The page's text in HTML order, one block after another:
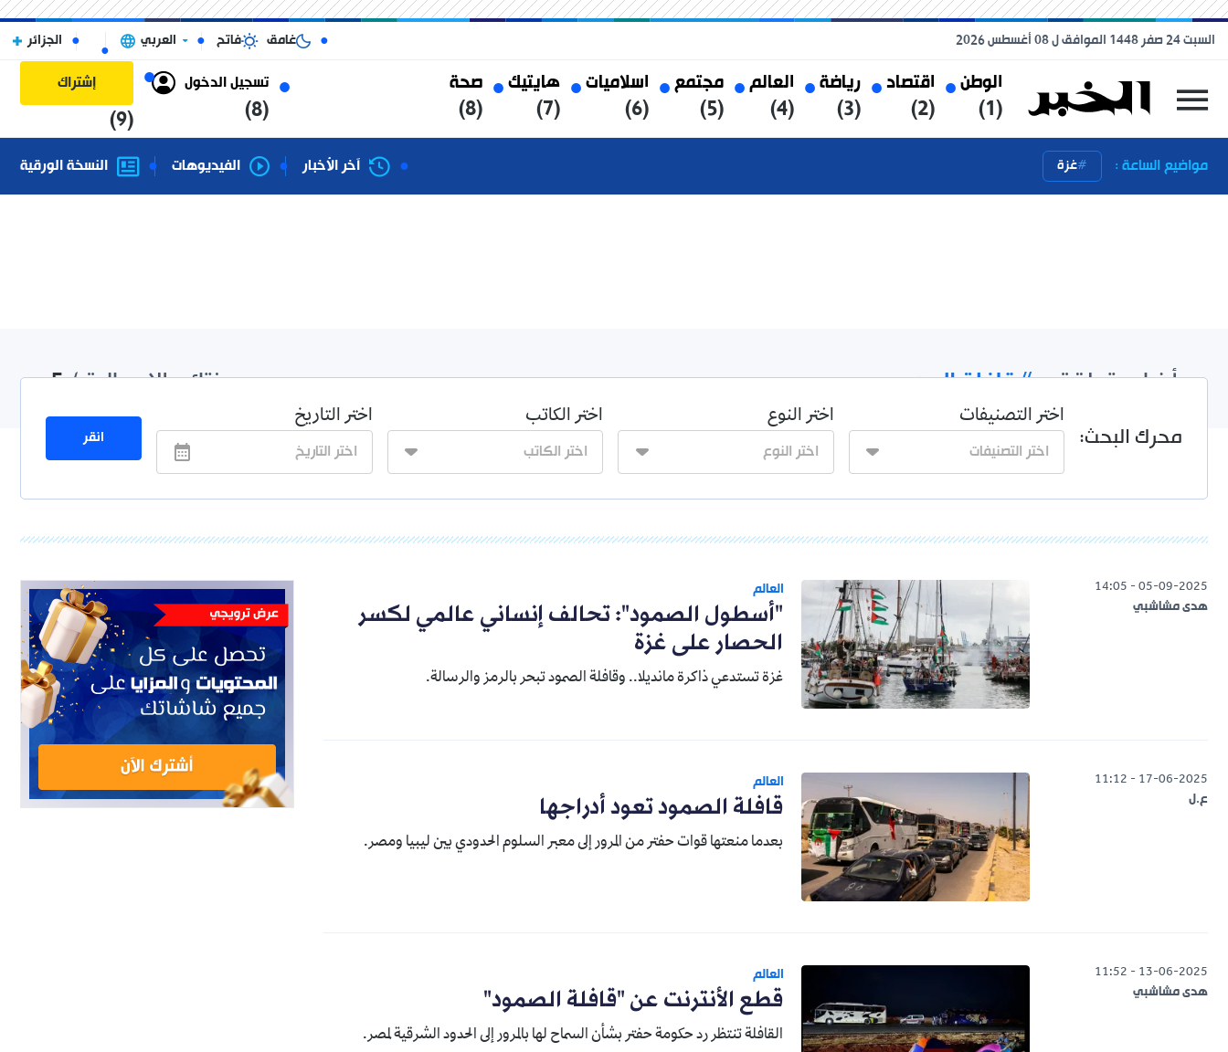
الوطن
(1)
اقتصاد
(2)
رياضة
(3)
العالم
(4)
مجتمع
(5)
اسلاميات
(6)
هايتيك
(7)
صحة
(8)
تسجيل الدخول
(8)
إشتراك
(9)
السبت 24 صفر 1448 الموافق ل 08 أغسطس 2026 غامق فاتح العربي الجزائر
مواضيع الساعة : غزة آخر الأخبار الفيديوهات النسخة الورقية
أخبار متعلقة بـ#قافلة الصمود نتائج الإجمالية /5
محرك البحث:
اختر التصنيفات اختر النوع اختر الكاتب اختر التاريخ
انقر
05-09-2025 - 14:05
هدى مشاشبي
العالم
"أسطول الصمود": تحالف إنساني عالمي لكسر
الحصار على غزة
غزة تستدعي ذاكرة مانديلا.. وقافلة الصمود تبحر بالرمز والرسالة.
17-06-2025 - 11:12
ع.ل
العالم
قافلة الصمود تعود أدراجها
بعدما منعتها قوات حفتر من المرور إلى معبر السلوم الحدودي بين ليبيا ومصر.
13-06-2025 - 11:52
هدى مشاشبي
العالم
قطع الأنترنت عن "قافلة الصمود"
القافلة تنتظر رد حكومة حفتر بشأن السماح لها بالمرور إلى الحدود الشرقية لمصر.